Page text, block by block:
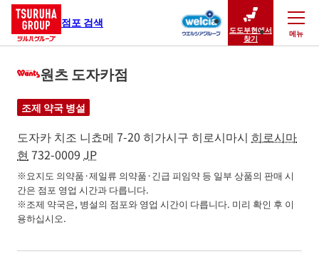
점포 검색
도도부현에서
찾기
메뉴
닫기
원츠 도자카점
조제 약국 병설
도자카 치조 니쵸메 7-20 히가시구 히로시마시 히로시마
현 732-0009 JP
※요지도 의약품·제일류 의약품·긴급 피임약 등 일부 상품의 판매 시
간은 점포 영업 시간과 다릅니다.
※조제 약국은, 병설의 점포와 영업 시간이 다릅니다. 미리 확인 후 이
용하십시오.